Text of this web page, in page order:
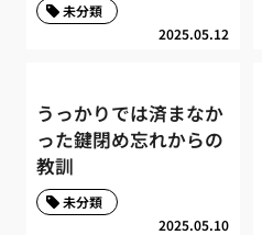
2025.05.12
未分類
うっかりでは済まなか
った鍵閉め忘れからの
教訓
2025.05.10
未分類